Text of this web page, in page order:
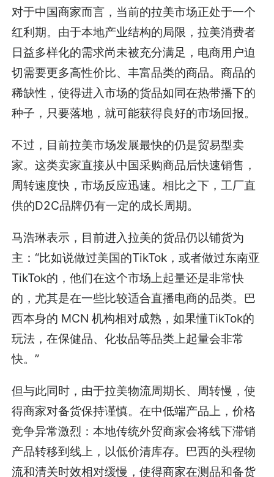
对于中国商家而言，当前的拉美市场正处于一个
红利期。由于本地产业结构的局限，拉美消费者
日益多样化的需求尚未被充分满足，电商用户迫
切需要更多高性价比、丰富品类的商品。商品的
稀缺性，使得进入市场的货品如同在热带播下的
种子，只要落地，就可能获得良好的市场回报。
不过，目前拉美市场发展最快的仍是贸易型卖
家。这类卖家直接从中国采购商品后快速销售，
周转速度快，市场反应迅速。相比之下，工厂直
供的D2C品牌仍有一定的成长周期。
马浩琳表示，目前进入拉美的货品仍以铺货为
主：“比如说做过美国的TikTok，或者做过东南亚
TikTok的，他们在这个市场上起量还是非常快
的，尤其是在一些比较适合直播电商的品类。巴
西本身的 MCN 机构相对成熟，如果懂TikTok的
玩法，在保健品、化妆品等品类上起量会非常
快。”
但与此同时，由于拉美物流周期长、周转慢，使
得商家对备货保持谨慎。在中低端产品上，价格
竞争异常激烈：本地传统外贸商家会将线下滞销
产品转移到线上，以低价清库存。巴西的头程物
流和清关时效相对缓慢，使得商家在测品和备货